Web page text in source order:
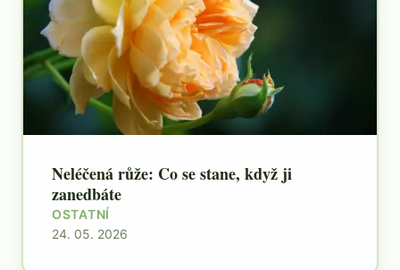
Neléčená růže: Co se stane, když ji
zanedbáte
OSTATNÍ
24. 05. 2026